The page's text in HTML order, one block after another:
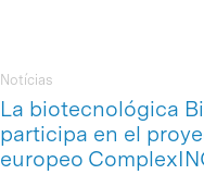
La biotecnológica
participa en el
europeo
Notícias